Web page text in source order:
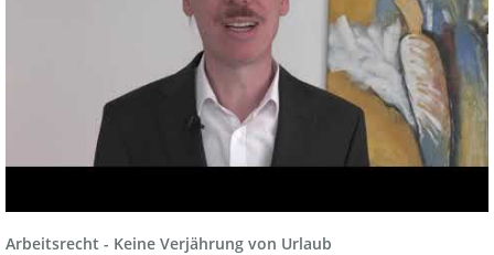
Arbeitsrecht - Keine Verjährung von Urlaub